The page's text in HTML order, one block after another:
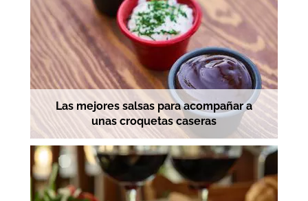
Las mejores salsas para acompañar a
unas croquetas caseras